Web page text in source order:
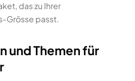
das zu Ihrer
Grösse passt.
und Themen für